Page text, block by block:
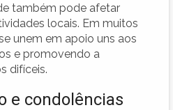
também pode afetar
locais. Em muitos
unem em apoio uns aos
e promovendo a
difíceis.
e condolências